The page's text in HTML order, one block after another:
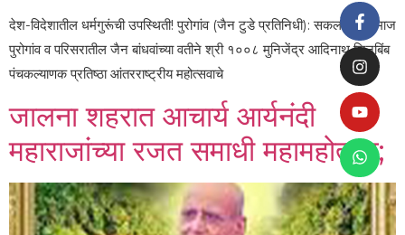
देश-विदेशातील धर्मगुरूंची उपस्थिती! पुरोगांव (जैन टुडे प्रतिनिधी): सकल जैन समाज
पुरोगांव व परिसरातील जैन बांधवांच्या वतीने श्री १००८ मुनिजेंद्र आदिनाथ जिनबिंब
पंचकल्याणक प्रतिष्ठा आंतरराष्ट्रीय महोत्सवाचे
जालना शहरात आचार्य आर्यनंदी
महाराजांच्या रजत समाधी महामहोत्सव;